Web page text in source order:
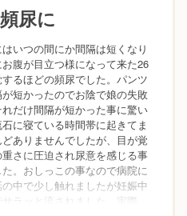
尿に
いつの間にか間隔は短くなり
腹が目立つ様になって来た26
るほどの頻尿でした。パンツ
短かったのでお陰で娘の失敗
だけ間隔が短かった事に驚い
に寝ている時間帯に起きてま
ありませんでしたが、目が覚
さに圧迫され尿意を感じる事
。おしっこの事なので病院に
中で少し触れましたが妊娠中
ラッと流されました。実際...